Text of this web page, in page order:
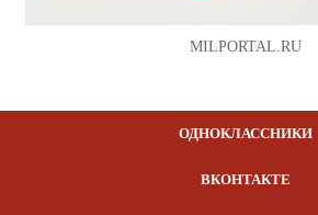
MILPORTAL.RU
ОДНОКЛАССНИКИ
ВКОНТАКТЕ